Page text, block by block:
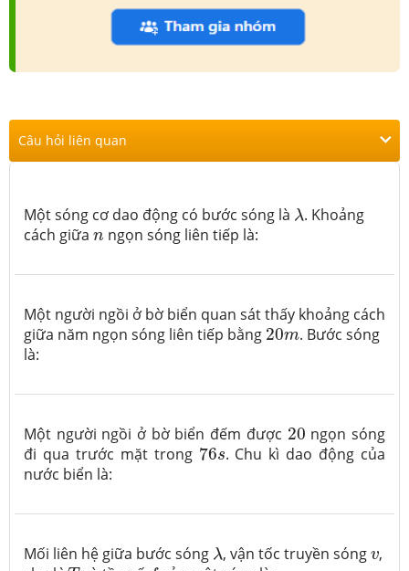
Câu hỏi liên quan
Một sóng cơ dao động có bước sóng là λ
λ. Khoảng
cách giữa n
n ngọn sóng liên tiếp là:
Một người ngồi ở bờ biển quan sát thấy khoảng cách
giữa năm ngọn sóng liên tiếp bằng 20m
20m. Bước sóng
là:
Một người ngồi ở bờ biển đếm được 20
20 ngọn sóng
đi qua trước mặt trong 76s
76s. Chu kì dao động của
nước biển là:
Mối liên hệ giữa bước sóng λ
λ, vận tốc truyền sóng v
v,
T f